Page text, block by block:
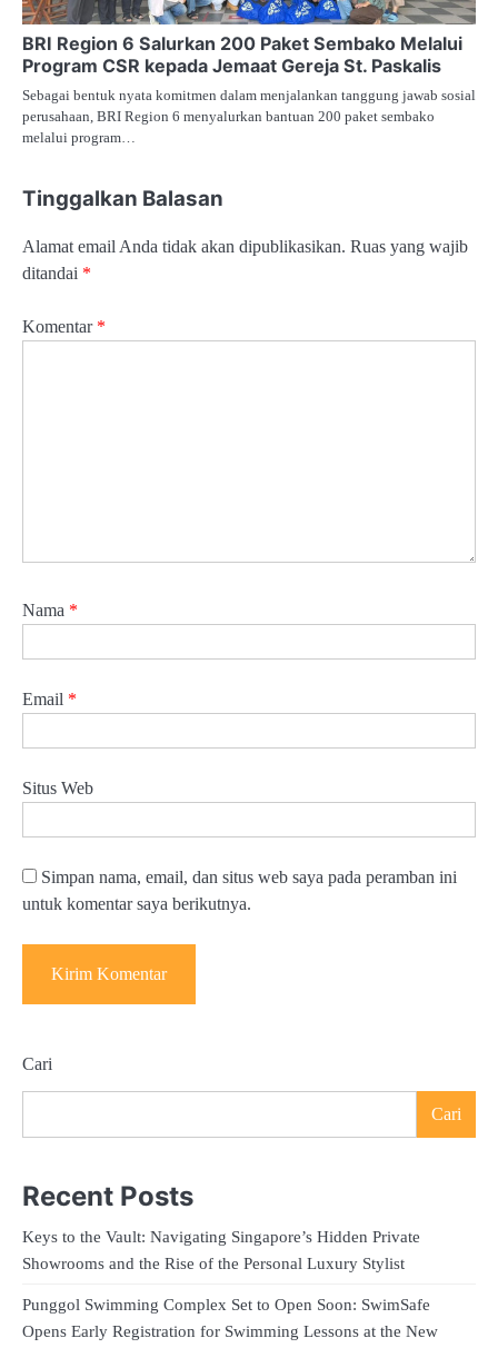
BRI Region 6 Salurkan 200 Paket Sembako Melalui
Program CSR kepada Jemaat Gereja St. Paskalis
Sebagai bentuk nyata komitmen dalam menjalankan tanggung jawab sosial
perusahaan, BRI Region 6 menyalurkan bantuan 200 paket sembako
melalui program…
Tinggalkan Balasan
Alamat email Anda tidak akan dipublikasikan. Ruas yang wajib
ditandai *
Komentar *
Nama *
Email *
Situs Web
Simpan nama, email, dan situs web saya pada peramban ini
untuk komentar saya berikutnya.
Cari
Cari
Recent Posts
Keys to the Vault: Navigating Singapore’s Hidden Private
Showrooms and the Rise of the Personal Luxury Stylist
Punggol Swimming Complex Set to Open Soon: SwimSafe
Opens Early Registration for Swimming Lessons at the New